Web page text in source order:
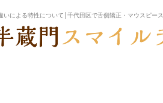
いによる特性について│千代田区で舌側矯正・マウスピ